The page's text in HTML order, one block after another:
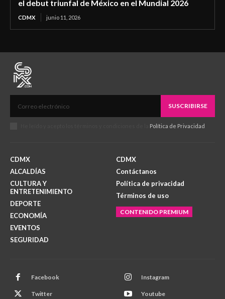
el debut triunfal de México en el Mundial 2026
CDMX junio 11, 2026
SUSCRIBIRSE
Política de Privacidad
CDMX
ALCALDÍAS
CULTURA Y
ENTRETENIMIENTO
DEPORTE
ECONOMÍA
EVENTOS
SEGURIDAD
CDMX
Contáctanos
Política de privacidad
Términos de uso
CONTENIDO PREMIUM
Facebook Instagram
Twitter Youtube